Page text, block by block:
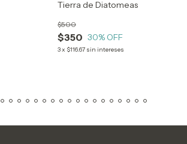
Tierra de Diatomeas
$350
$500
30% OFF
3x $116.67 sin intereses